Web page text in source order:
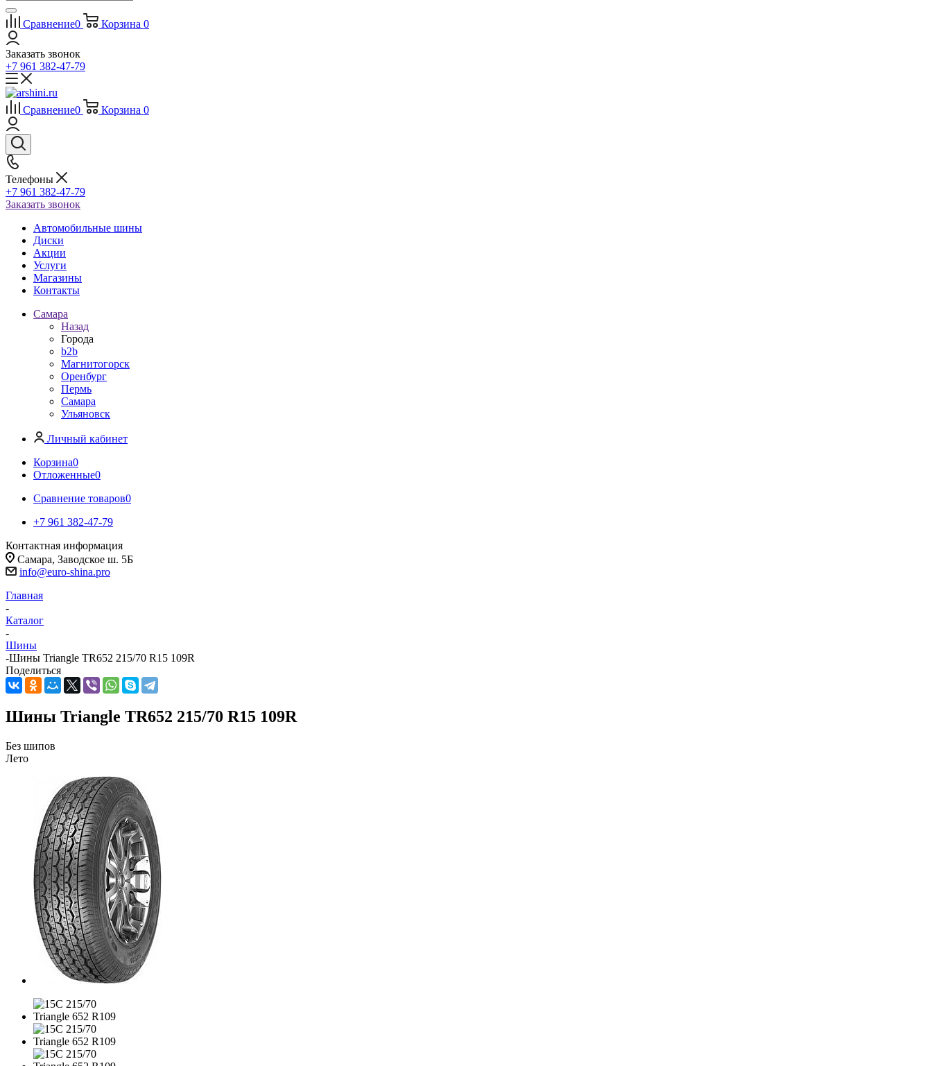
Сравнение0 Корзина 0
Заказать звонок
+7 961 382-47-79
Сравнение0 Корзина 0
Телефоны
+7 961 382-47-79
Заказать звонок
Автомобильные шины
Диски
Акции
Услуги
Магазины
Контакты
Самара
Назад
Города
b2b
Магнитогорск
Оренбург
Пермь
Самара
Ульяновск
Личный кабинет
Корзина0
Отложенные0
Сравнение товаров0
+7 961 382-47-79
Контактная информация
Самара, Заводское ш. 5Б
info@euro-shina.pro
Главная
-
Каталог
-
Шины
-Шины Triangle TR652 215/70 R15 109R
Поделиться
Шины Triangle TR652 215/70 R15 109R
Без шипов
Лето